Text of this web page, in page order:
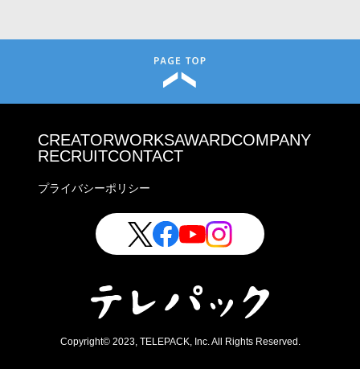
CREATORWORKSAWARDCOMPANY
RECRUITCONTACT
プライバシーポリシー
Copyright© 2023, TELEPACK, Inc. All Rights Reserved.